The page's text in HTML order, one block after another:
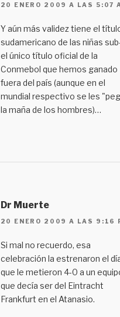
20 ENERO 2009 A LAS 5:07
Y aún más validez tiene el
sudamericano de las niñas
el único título oficial de la
Conmebol que hemos ganado
fuera del país (aunque en el
mundial respectivo se les
la maña de los hombres)…
Dr Muerte
20 ENERO 2009 A LAS 9:16
Si mal no recuerdo, esa
celebración la estrenaron el
que le metieron 4-0 a un
que decía ser del Eintracht
Frankfurt en el Atanasio.